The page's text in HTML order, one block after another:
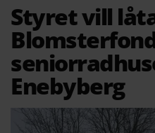
Styret vill
Enebyberg